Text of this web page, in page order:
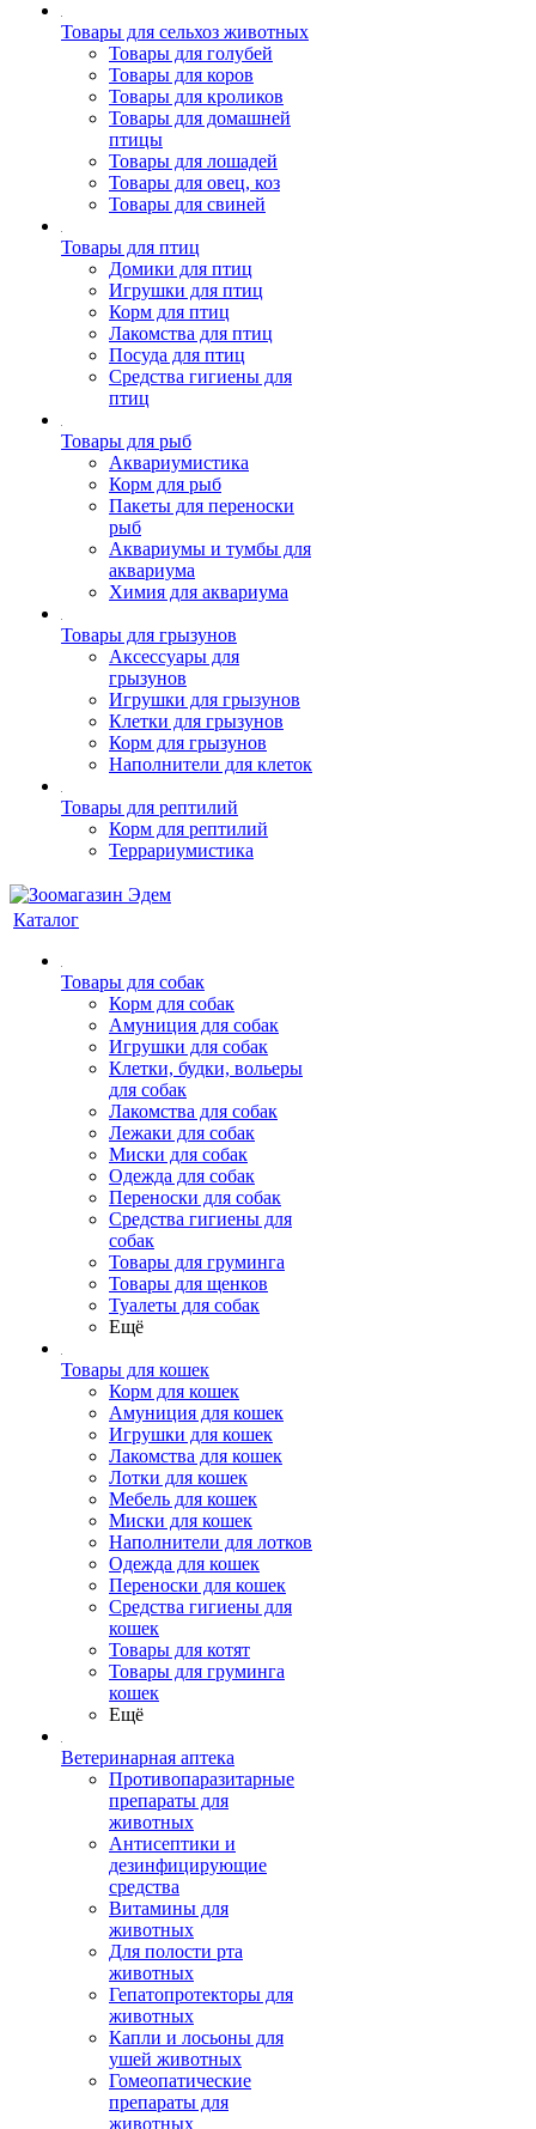
Товары для сельхоз животных
Товары для голубей
Товары для коров
Товары для кроликов
Товары для домашней
птицы
Товары для лошадей
Товары для овец, коз
Товары для свиней
Товары для птиц
Домики для птиц
Игрушки для птиц
Корм для птиц
Лакомства для птиц
Посуда для птиц
Средства гигиены для
птиц
Товары для рыб
Аквариумистика
Корм для рыб
Пакеты для переноски
рыб
Аквариумы и тумбы для
аквариума
Химия для аквариума
Товары для грызунов
Аксессуары для
грызунов
Игрушки для грызунов
Клетки для грызунов
Корм для грызунов
Наполнители для клеток
Товары для рептилий
Корм для рептилий
Террариумистика
Каталог
Товары для собак
Корм для собак
Амуниция для собак
Игрушки для собак
Клетки, будки, вольеры
для собак
Лакомства для собак
Лежаки для собак
Миски для собак
Одежда для собак
Переноски для собак
Средства гигиены для
собак
Товары для груминга
Товары для щенков
Туалеты для собак
Ещё
Товары для кошек
Корм для кошек
Амуниция для кошек
Игрушки для кошек
Лакомства для кошек
Лотки для кошек
Мебель для кошек
Миски для кошек
Наполнители для лотков
Одежда для кошек
Переноски для кошек
Средства гигиены для
кошек
Товары для котят
Товары для груминга
кошек
Ещё
Ветеринарная аптека
Противопаразитарные
препараты для
животных
Антисептики и
дезинфицирующие
средства
Витамины для
животных
Для полости рта
животных
Гепатопротекторы для
животных
Капли и лосьоны для
ушей животных
Гомеопатические
препараты для
животных